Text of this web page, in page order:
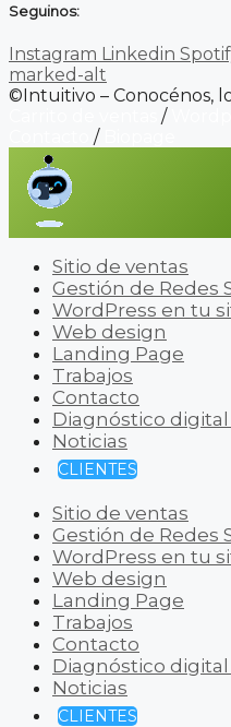
Seguinos:
Instagram Linkedin
marked-alt
©Intuitivo – Conocénos,
/
/
Sitio de ventas
Gestión de Redes
WordPress en tu
Web design
Landing Page
Trabajos
Contacto
Diagnóstico
Noticias
CLIENTES
Sitio de ventas
Gestión de Redes
WordPress en tu
Web design
Landing Page
Trabajos
Contacto
Diagnóstico
Noticias
CLIENTES